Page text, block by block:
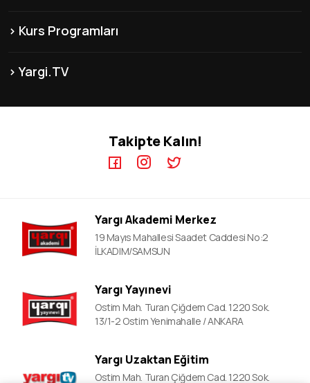
Yayınlarımız
İletişim
Kurs Programları
MEB-AGS ÖABT Kursları
Yargi.TV
KPSS A Video Dersler
YDS Video Ders
Takipte Kalın!
Yargı Akademi Merkez
19 Mayıs Mahallesi Saadet Caddesi No:2
İLKADIM/SAMSUN
Yargı Yayınevi
Ostim Mah. Turan Çiğdem Cad. 1220 Sok.
13/1-2 Ostim Yenimahalle / ANKARA
Yargı Uzaktan Eğitim
Ostim Mah. Turan Çiğdem Cad. 1220 Sok.